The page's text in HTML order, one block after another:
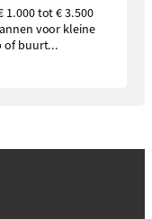
1.000 tot € 3.500
voor kleine
of buurt...